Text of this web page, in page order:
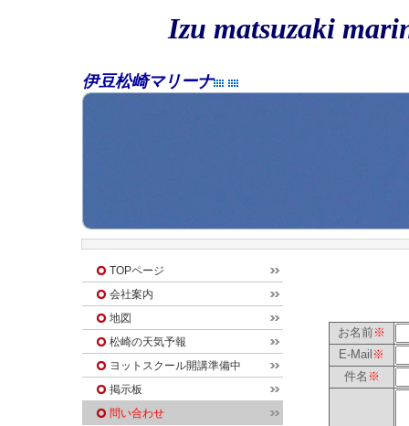
Izu matsuzaki
伊豆松崎マリーナ
お名前 ※
E-Mail ※
件名 ※
TOPページ
会社案内
地図
松崎の天気予報
ヨットスクール開講準備中
掲示板
問い合わせ